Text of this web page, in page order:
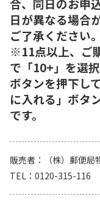
日が異なる場合
ご了承ください。
※11点以上、ご
で「10+」を選
ボタンを押下し
に入れる」ボタ
です。
販売者
（株）郵便
TEL
0120-315-116